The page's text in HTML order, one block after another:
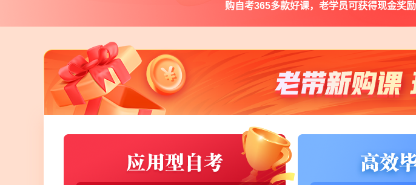
购自考365多款好课，老学员可获得现金奖